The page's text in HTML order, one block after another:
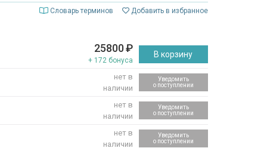
Словарь терминов Добавить в избранное
25800₽
+ 172 бонуса
В корзину
нет в
наличии
Уведомить
о поступлении
нет в
наличии
Уведомить
о поступлении
нет в
наличии
Уведомить
о поступлении